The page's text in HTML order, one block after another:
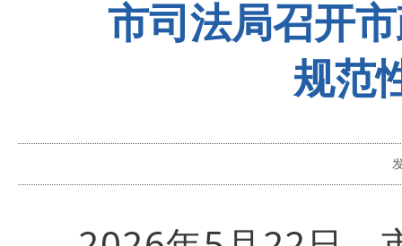
市司法局召开
规范